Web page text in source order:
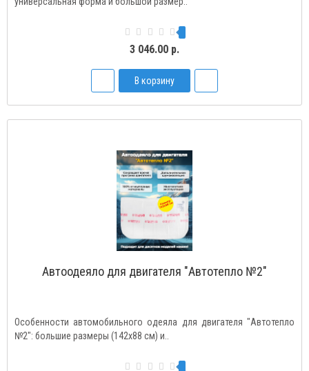
3 046.00 р.
В корзину
Автоодеяло для двигателя "Автотепло №2"
Особенности автомобильного одеяла для двигателя "Автотепло
№2": большие размеры (142х88 см) и..